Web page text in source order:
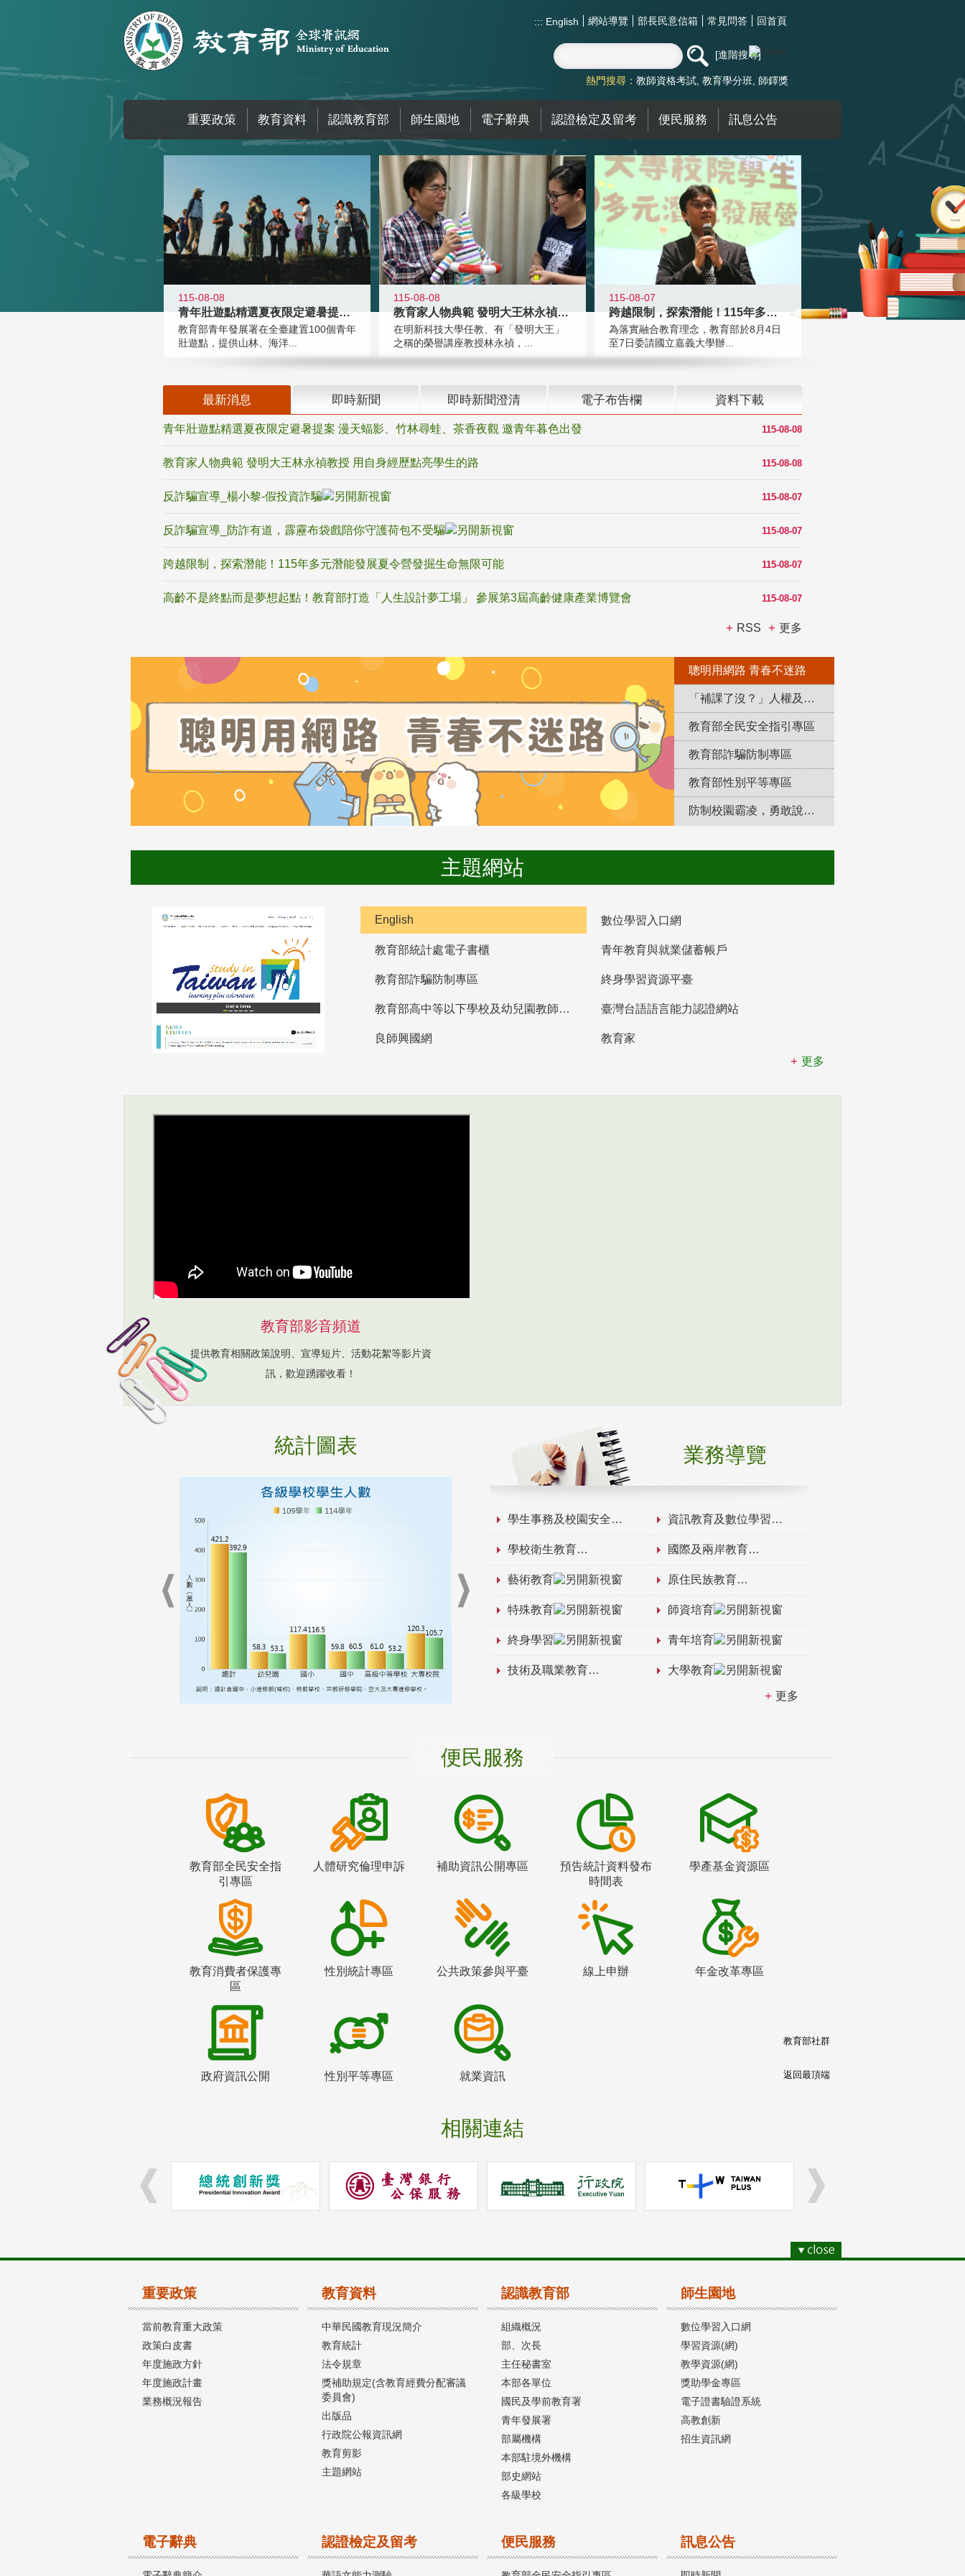
::: English 網站導覽 部長民意信箱 常見問答 回首頁
進階搜尋
熱門搜尋： 教師資格考試 教育學分班 師鐸獎
重要政策 教育資料 認識教育部 師生園地 電子辭典 認證檢定及留考 便民服務 訊息公告
:::
115-08-08
青年壯遊點精選夏夜限定避暑提案 漫
教育部青年發展署在全臺建置100個青年
壯遊點，提供山林、海洋...
115-08-08
教育家人物典範 發明大王林永禎教授
在明新科技大學任教、有「發明大王」
之稱的榮譽講座教授林永禎，...
115-08-07
跨越限制，探索潛能！115年多元潛
為落實融合教育理念，教育部於8月4日
至7日委請國立嘉義大學辦...
最新消息 即時新聞 即時新聞澄清 電子布告欄 資料下載
115-08-08
青年壯遊點精選夏夜限定避暑提案 漫天蝠影、竹林尋蛙、茶香夜觀 邀青年暮色出發
115-08-08
教育家人物典範 發明大王林永禎教授 用自身經歷點亮學生的路
115-08-07
反詐騙宣導_楊小黎-假投資詐騙
115-08-07
反詐騙宣導_防詐有道，霹靂布袋戲陪你守護荷包不受騙
115-08-07
跨越限制，探索潛能！115年多元潛能發展夏令營發掘生命無限可能
115-08-07
高齡不是終點而是夢想起點！教育部打造「人生設計夢工場」 參展第3屆高齡健康產業博覽會
RSS 更多
聰明用網路 青春不迷路
「補課了沒？」人權及轉型正義教育專區
教育部全民安全指引專區
教育部詐騙防制專區
教育部性別平等專區
防制校園霸凌，勇敢說出來！
主題網站
English 數位學習入口網
教育部統計處電子書櫃 青年教育與就業儲蓄帳戶
教育部詐騙防制專區 終身學習資源平臺
教育部高中等以下學校及幼兒園教師資格檢定考試 臺灣台語語言能力認證網站
良師興國網
教育家
更多
教育部影音頻道
提供教育相關政策說明、宣導短片、活動花絮等影片資
訊，歡迎踴躍收看！
統計圖表 業務導覽
學生事務及校園安全 資訊教育及數位學習
學校衛生教育 國際及兩岸教育
藝術教育 原住民族教育
特殊教育 師資培育
終身學習 青年培育
技術及職業教育 大學教育
更多
便民服務
教育部全民安全指
引專區
人體研究倫理申訴 補助資訊公開專區
預告統計資料發布
時間表
學產基金資源區
教育消費者保護專
區
性別統計專區 公共政策參與平臺 線上申辦 年金改革專區
政府資訊公開 性別平等專區 就業資訊
相關連結
教育部社群
返回最頂端
重要政策
當前教育重大政策
政策白皮書
年度施政方針
年度施政計畫
業務概況報告
教育資料
中華民國教育現況簡介
教育統計
法令規章
獎補助規定(含教育經費分配審議
委員會)
出版品
行政院公報資訊網
教育剪影
主題網站
認識教育部
組織概況
部、次長
主任秘書室
本部各單位
國民及學前教育署
青年發展署
部屬機構
本部駐境外機構
部史網站
各級學校
師生園地
數位學習入口網
學習資源(網)
教學資源(網)
獎助學金專區
電子證書驗證系統
高教創新
招生資訊網
電子辭典 認證檢定及留考 便民服務 訊息公告